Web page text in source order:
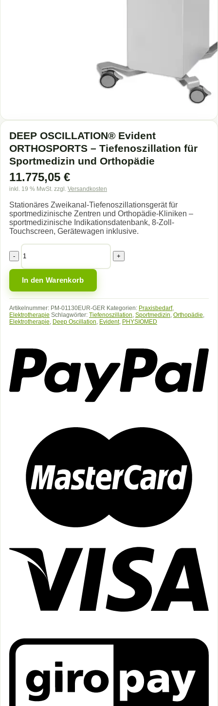
DEEP OSCILLATION® Evident
ORTHOSPORTS – Tiefenoszillation für
Sportmedizin und Orthopädie
11.775,05 €
inkl. 19 % MwSt. zzgl. Versandkosten
Stationäres Zweikanal-Tiefenoszillationsgerät für
sportmedizinische Zentren und Orthopädie-Kliniken –
sportmedizinische Indikationsdatenbank, 8-Zoll-
Touchscreen, Gerätewagen inklusive.
DEEP
OSCILLATION®
Evident
–
Tiefenoszillation
für
Sportmedizin
und
Orthopädie
In den Warenkorb
Artikelnummer: PM-01130EUR-GER Kategorien: Praxisbedarf,
Elektrotherapie Schlagwörter: Tiefenoszillation Sportmedizin Orthopädie
Elektrotherapie Deep Oscillation Evident, PHYSIOMED